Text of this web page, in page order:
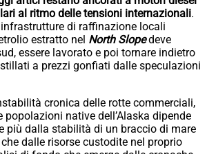
al ritmo delle tensioni internazionali.
di raffinazione locali
estratto nel North Slopedeve
essere lavorato e poi tornare indietro
a prezzi gonfiati dalle speculazioni
cronica delle rotte commerciali,
popolazioni native dell’Alaska dipende
più dalla stabilità di un braccio di mare
dalle risorse custodite nel proprio